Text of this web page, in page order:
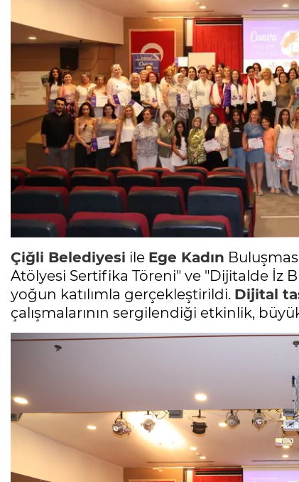
Çiğli Belediyesi ile Ege Kadın
Atölyesi Sertifika Töreni" ve "Dijitalde İz
yoğun katılımla gerçekleştirildi. Dijital
çalışmalarının sergilendiği etkinlik,